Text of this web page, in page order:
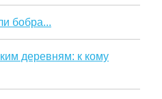
бобра...
деревням: к кому